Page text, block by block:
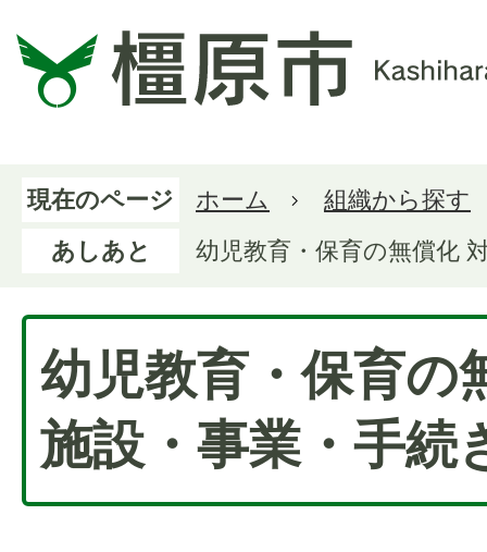
現在のページ ホーム
組織から探す
あしあと
幼児教育・保育の無償化
幼児教育・保育の
施設・事業・手続